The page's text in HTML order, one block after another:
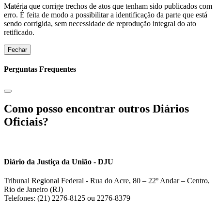
Matéria que corrige trechos de atos que tenham sido publicados com
erro. É feita de modo a possibilitar a identificação da parte que está
sendo corrigida, sem necessidade de reprodução integral do ato
retificado.
Fechar
Perguntas Frequentes
Como posso encontrar outros Diários
Oficiais?
Diário da Justiça da União - DJU
Tribunal Regional Federal - Rua do Acre, 80 – 22º Andar – Centro,
Rio de Janeiro (RJ)
Telefones: (21) 2276-8125 ou 2276-8379